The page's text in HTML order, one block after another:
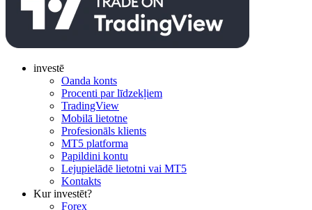
investē
Oanda konts
Procenti par līdzekļiem
TradingView
Mobilā lietotne
Profesionāls klients
MT5 platforma
Papildini kontu
Lejupielādē lietotni vai MT5
Kontakts
Kur investēt?
Forex